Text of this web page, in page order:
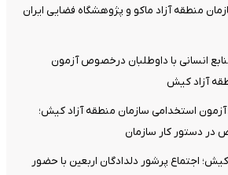
منطقه آزاد ماکو و پژوهشگاه فضایی ایران
انسانی با داوطلبان درخصوص آزمون
آزاد کیش
استخدامی سازمان منطقه آزاد کیش؛
دستور کار سازمان
اجتماع پرشور دلدادگان اربعین با حضور